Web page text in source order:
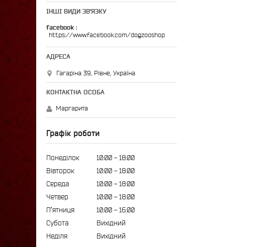
ІНШІ ВИДИ ЗВ'ЯЗКУ
facebook
https://www.facebook.com/dogzooshop
Гагаріна 39, Рівне, Україна
Маргарита
Графік роботи
Понеділок 10:00
18:00
Вівторок
10:00
18:00
Середа
10:00
18:00
Четвер
10:00
18:00
Пʼятниця
10:00
16:00
Субота
Вихідний
Неділя
Вихідний